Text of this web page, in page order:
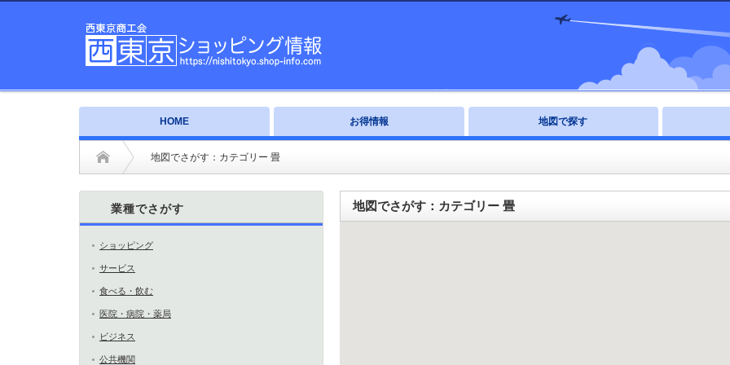
HOME お得情報 地図で探す
地図でさがす：カテゴリー 畳
地図でさがす：カテゴリー 畳
業種でさがす
ショッピング
サービス
食べる・飲む
医院・病院・薬局
ビジネス
公共機関